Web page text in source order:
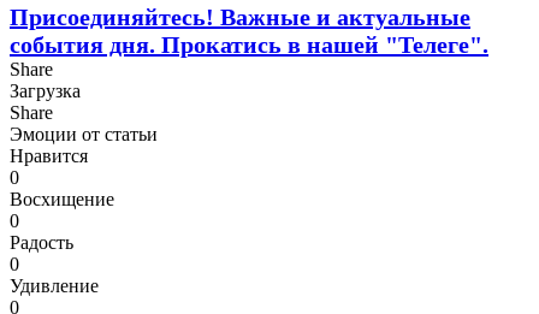
Присоединяйтесь! Важные и актуальные
события дня. Прокатись в нашей "Телеге".
Share
Загрузка
Share
Эмоции от статьи
Нравится
0
Восхищение
0
Радость
0
Удивление
0